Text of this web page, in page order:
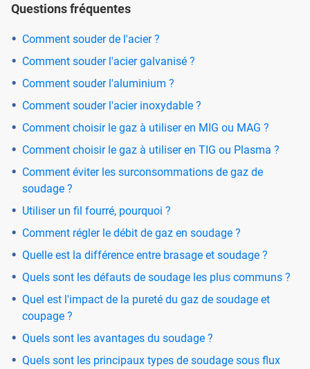
Questions fréquentes
Comment souder de l'acier ?
Comment souder l'acier galvanisé ?
Comment souder l'aluminium ?
Comment souder l'acier inoxydable ?
Comment choisir le gaz à utiliser en MIG ou MAG ?
Comment choisir le gaz à utiliser en TIG ou Plasma ?
Comment éviter les surconsommations de gaz de
soudage ?
Utiliser un fil fourré, pourquoi ?
Comment régler le débit de gaz en soudage ?
Quelle est la différence entre brasage et soudage ?
Quels sont les défauts de soudage les plus communs ?
Quel est l'impact de la pureté du gaz de soudage et
coupage ?
Quels sont les avantages du soudage ?
Quels sont les principaux types de soudage sous flux